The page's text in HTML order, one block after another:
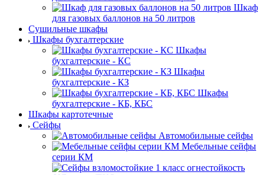
Шкаф
для газовых баллонов на 50 литров
Сушильные шкафы
Шкафы бухгалтерские
Шкафы
бухгалтерские - КС
Шкафы
бухгалтерские - КЗ
Шкафы
бухгалтерские - КБ, КБС
Шкафы картотечные
Сейфы
Автомобильные сейфы
Мебельные сейфы
серии КМ